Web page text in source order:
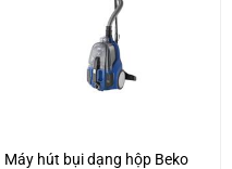
Máy hút bụi dạng hộp Beko